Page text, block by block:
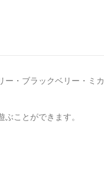
ー・ブラックベリー・ミカ
ことができます。